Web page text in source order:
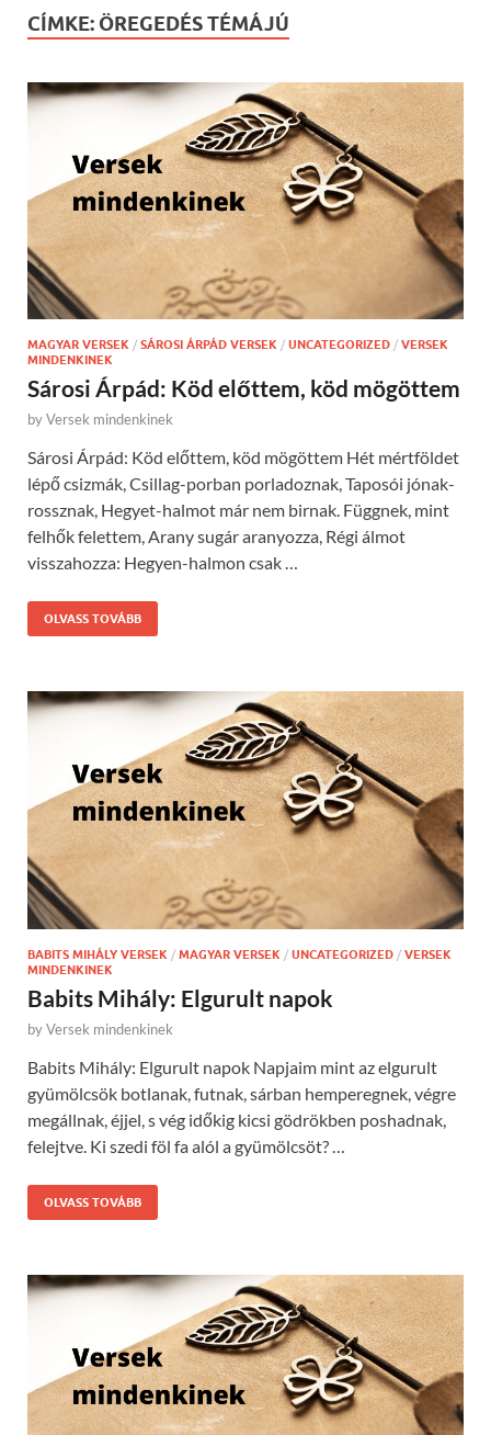
CÍMKE: ÖREGEDÉS TÉMÁJÚ
MAGYAR VERSEK / SÁROSI ÁRPÁD VERSEK / UNCATEGORIZED / VERSEK
MINDENKINEK
Sárosi Árpád: Köd előttem, köd mögöttem
byVersek mindenkinek
Sárosi Árpád: Köd előttem, köd mögöttem Hét mértföldet
lépő csizmák, Csillag-porban porladoznak, Taposói jónak-
rossznak, Hegyet-halmot már nem birnak. Függnek, mint
felhők felettem, Arany sugár aranyozza, Régi álmot
visszahozza: Hegyen-halmon csak …
OLVASS TOVÁBB
BABITS MIHÁLY VERSEK / MAGYAR VERSEK / UNCATEGORIZED / VERSEK
MINDENKINEK
Babits Mihály: Elgurult napok
byVersek mindenkinek
Babits Mihály: Elgurult napok Napjaim mint az elgurult
gyümölcsök botlanak, futnak, sárban hemperegnek, végre
megállnak, éjjel, s vég időkig kicsi gödrökben poshadnak,
felejtve. Ki szedi föl fa alól a gyümölcsöt? …
OLVASS TOVÁBB